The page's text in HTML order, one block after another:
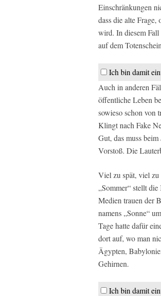
Einschränkungen
dass die alte
wird. In diesem Fall
auf dem
Ich bin damit
Auch in anderen
öffentliche Leben
sowieso schon von
Klingt nach Fake
Gut, das muss beim
Vorstoß. Die
Viel zu spät, viel zu
„Sommer“ stellt
Medien trauen der
namens „Sonne“
Tage hatte dafür
dort auf, wo man
Ägypten,
Gehirnen.
Ich bin damit